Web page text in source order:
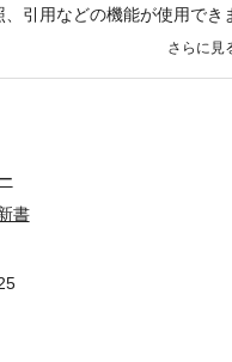
引用などの機能が使用でき
火好き。夏に行われる花火
介していきます。
書